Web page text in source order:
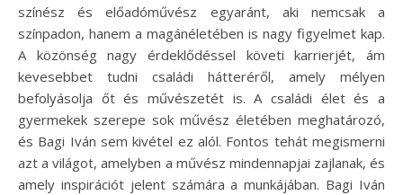
színész és előadóművész egyaránt, aki nemcsak a
színpadon, hanem a magánéletében is nagy figyelmet kap.
A közönség nagy érdeklődéssel követi karrierjét, ám
kevesebbet tudni családi hátteréről, amely mélyen
befolyásolja őt és művészetét is. A családi élet és a
gyermekek szerepe sok művész életében meghatározó,
és Bagi Iván sem kivétel ez alól. Fontos tehát megismerni
azt a világot, amelyben a művész mindennapjai zajlanak, és
amely inspirációt jelent számára a munkájában. Bagi Iván